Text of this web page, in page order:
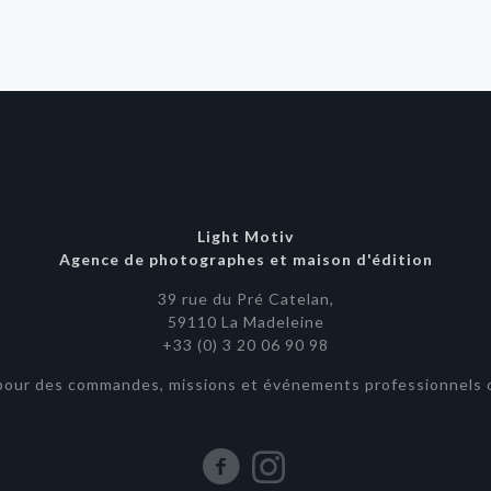
Light Motiv
Agence de photographes et maison d'édition
39 rue du Pré Catelan,
59110 La Madeleine
+33 (0) 3 20 06 90 98
des commandes, missions et événements